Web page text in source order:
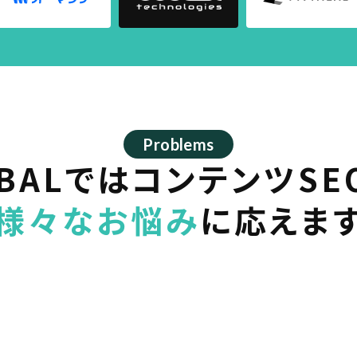
Problems
ではコンテンツ
々なお悩みに応えま